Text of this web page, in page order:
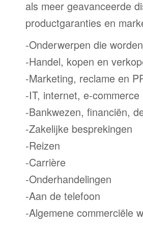
als meer geavanceerde
productgaranties en
-Onderwerpen die
-Handel, kopen en
-Marketing, reclame en
-IT, internet, e-
-Bankwezen, financiën,
-Zakelijke besprekingen
-Reizen
-Carrière
-Onderhandelingen
-Aan de telefoon
-Algemene commerciële